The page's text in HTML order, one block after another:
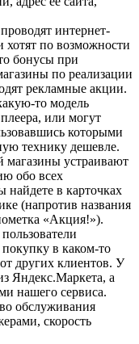
интернет-
хотят по возможности
бонусы при
по реализации
рекламные акции.
то модель
или могут
которыми
технику дешевле.
магазины устраивают
обо всех
в карточках
(напротив названия
«Акция!»).
покупку в каком-то
других клиентов. У
Яндекс.Маркета, а
нашего сервиса.
обслуживания
скорость